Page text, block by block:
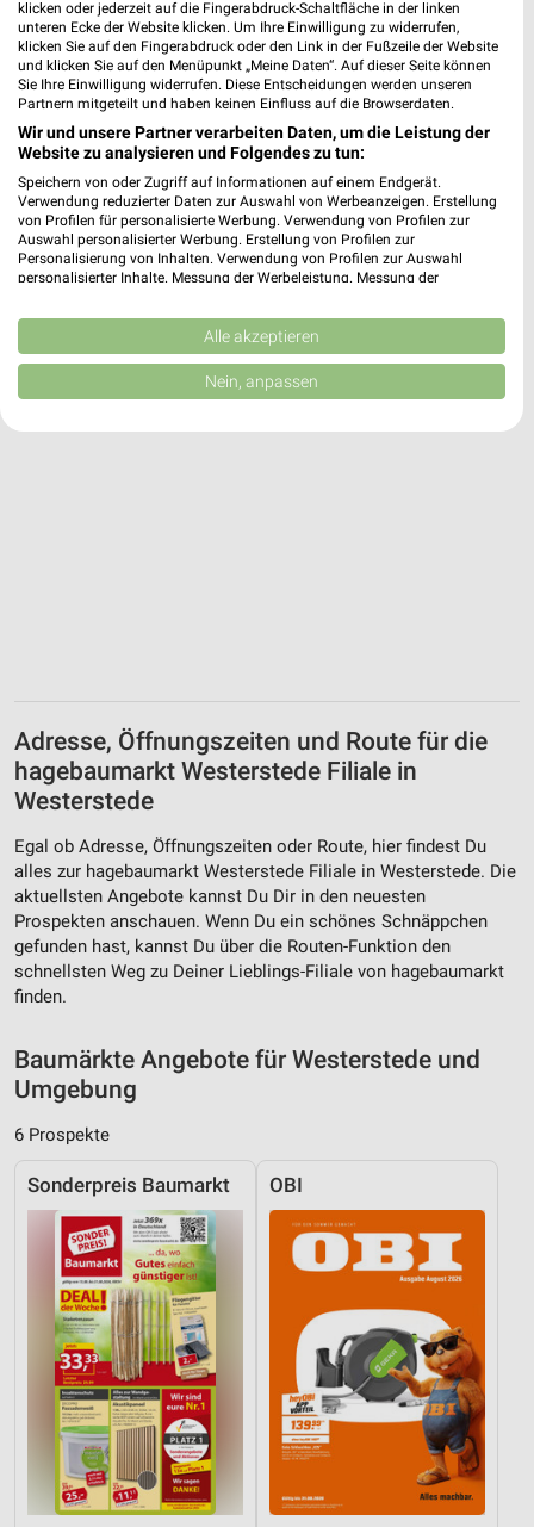
Heute 08:30 - 19:00 Uhr | Geöffnet
19,22 km
hagebaumarkt Ostrhauderfehn
Im Gewerbegebiet 1A
26842 Ostrhauderfehn
Heute 08:30 - 19:00 Uhr | Geöffnet
26,75 km
Adresse, Öffnungszeiten und Route für die
hagebaumarkt Westerstede Filiale in
Westerstede
Egal ob Adresse, Öffnungszeiten oder Route, hier findest Du
alles zur hagebaumarkt Westerstede Filiale in Westerstede. Die
aktuellsten Angebote kannst Du Dir in den neuesten
Prospekten anschauen. Wenn Du ein schönes Schnäppchen
gefunden hast, kannst Du über die Routen-Funktion den
schnellsten Weg zu Deiner Lieblings-Filiale von hagebaumarkt
finden.
Baumärkte Angebote für Westerstede und
Umgebung
6 Prospekte
Sonderpreis Baumarkt OBI
klicken oder jederzeit auf die Fingerabdruck-Schaltfläche in der linken
unteren Ecke der Website klicken. Um Ihre Einwilligung zu widerrufen,
klicken Sie auf den Fingerabdruck oder den Link in der Fußzeile der Website
und klicken Sie auf den Menüpunkt „Meine Daten“. Auf dieser Seite können
Sie Ihre Einwilligung widerrufen. Diese Entscheidungen werden unseren
Partnern mitgeteilt und haben keinen Einfluss auf die Browserdaten.
Wir und unsere Partner verarbeiten Daten, um die Leistung der
Website zu analysieren und Folgendes zu tun:
Speichern von oder Zugriff auf Informationen auf einem Endgerät.
Verwendung reduzierter Daten zur Auswahl von Werbeanzeigen. Erstellung
von Profilen für personalisierte Werbung. Verwendung von Profilen zur
Auswahl personalisierter Werbung. Erstellung von Profilen zur
Personalisierung von Inhalten. Verwendung von Profilen zur Auswahl
personalisierter Inhalte. Messung der Werbeleistung. Messung der
Kombinationen von Daten aus verschiedenen Quellen. Entwicklung und
Verbesserung der Angebote. Verwendung reduzierter Daten zur Auswahl
von Inhalten.
Daten können außerhalb der Europäischen Union weitergegeben und in die
USA gesendet werden.
Website/App.
Verwendung von Profilen zur Auswahl
personalisierter Werbung
Erstellung von Profilen zur Personalisierung
von Inhalten
Verwendung von Profilen zur Auswahl
personalisierter Inhalte
Messung der Werbeleistung
Analyse von Zielgruppen durch Statistiken oder
Kombinationen von Daten aus verschiedenen
Verwendung reduzierter Daten zur Auswahl von
Inhalten
IAB-Besonderheiten:
Verwendung genauer Standortdaten
Geräte anhand von aktiv angeforderten
Informationen identifizieren
Nicht-IAB-Verarbeitungszwecke:
Notwendig
Performance
Alle akzeptieren
Nein, anpassen